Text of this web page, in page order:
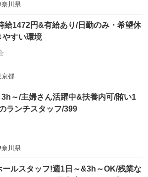
川県
給1472円&有給あり/日勤のみ・希望休
やすい環境
京都
～/主婦さん活躍中&扶養内可/賄い1
ランチスタッフ/399
川県
ールスタッフ!週1日～&3h～OK/残業な